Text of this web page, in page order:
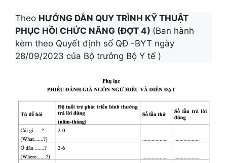
Theo HƯỚNG DẪN QUY TRÌNH KỸ THUẬT
PHỤC HỒI CHỨC NĂNG (ĐỢT 4) (Ban hành
kèm theo Quyết định số QĐ -BYT ngày
28/09/2023 của Bộ trưởng Bộ Y tế )